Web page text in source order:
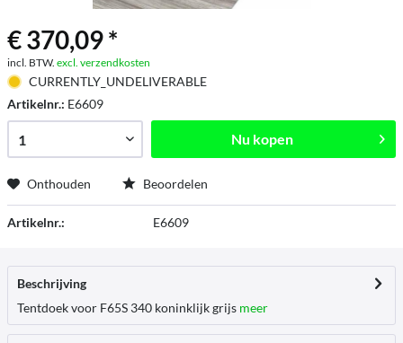
€ 370,09 *
incl. BTW. excl. verzendkosten
CURRENTLY_UNDELIVERABLE
Artikelnr.: E6609
Nu kopen
Onthouden Beoordelen
Artikelnr.: E6609
Beschrijving
Tentdoek voor F65S 340 koninklijk grijs meer